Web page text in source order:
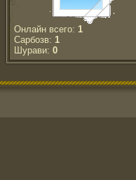
Онлайн всего: 1
Сарбозв: 1
Шурави: 0